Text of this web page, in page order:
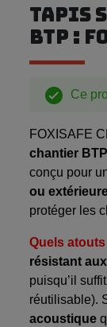
TAPIS
BTP :
Ce
FOXISAFE
chantier
conçu pour
ou
protéger les
Quels atouts
résistant
puisqu’il
réutilisable).
acoustique